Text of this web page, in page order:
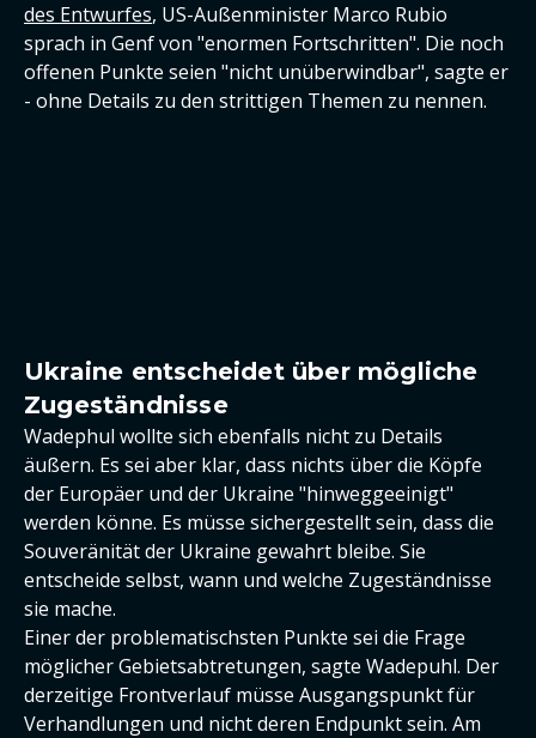
des Entwurfes, US-Außenminister Marco Rubio
sprach in Genf von "enormen Fortschritten". Die noch
offenen Punkte seien "nicht unüberwindbar", sagte er
- ohne Details zu den strittigen Themen zu nennen.
Ukraine entscheidet über mögliche
Zugeständnisse
Wadephul wollte sich ebenfalls nicht zu Details
äußern. Es sei aber klar, dass nichts über die Köpfe
der Europäer und der Ukraine "hinweggeeinigt"
werden könne. Es müsse sichergestellt sein, dass die
Souveränität der Ukraine gewahrt bleibe. Sie
entscheide selbst, wann und welche Zugeständnisse
sie mache.
Einer der problematischsten Punkte sei die Frage
möglicher Gebietsabtretungen, sagte Wadepuhl. Der
derzeitige Frontverlauf müsse Ausgangspunkt für
Verhandlungen und nicht deren Endpunkt sein. Am